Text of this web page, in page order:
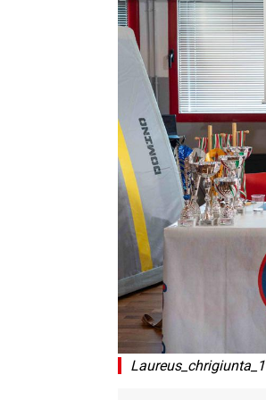
Laureus_chrigiunta_1